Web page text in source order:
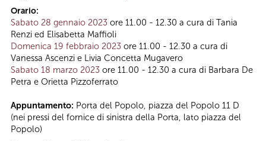
Orario:
Sabato 28 gennaio 2023 ore 11.00 - 12.30 a cura di Tania
Renzi ed Elisabetta Maffioli
Domenica 19 febbraio 2023 ore 11.00 - 12.30 a cura di
Vanessa Ascenzi e Livia Concetta Mugavero
Sabato 18 marzo 2023 ore 11.00 - 12.30 a cura di Barbara De
Petra e Orietta Pizzoferrato
Appuntamento: Porta del Popolo, piazza del Popolo 11 D
(nei pressi del fornice di sinistra della Porta, lato piazza del
Popolo)